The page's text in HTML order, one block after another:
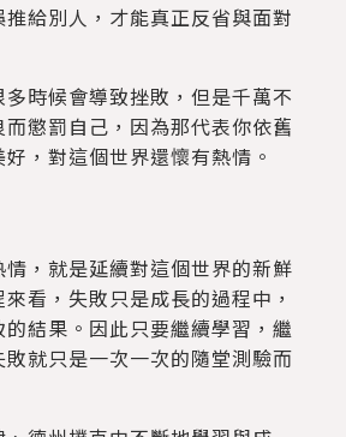
給別人，才能真正反省與面對
時候會導致挫敗，但是千萬不
懲罰自己，因為那代表你依舊
，對這個世界還懷有熱情。
，就是延續對這個世界的新鮮
看，失敗只是成長的過程中，
結果。因此只要繼續學習，繼
就只是一次一次的隨堂測驗而